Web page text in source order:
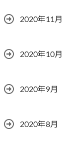
2020年11月
2020年10月
2020年9月
2020年8月